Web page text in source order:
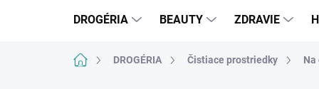
DROGÉRIA BEAUTY ZDRAVIE
DomovDROGÉRIA Čistiace prostriedky Na